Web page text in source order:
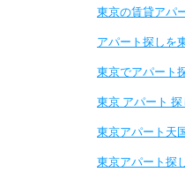
東京の賃貸アパ
アパート探しを
東京でアパート
東京 アパート 探
東京アパート天
東京アパート探